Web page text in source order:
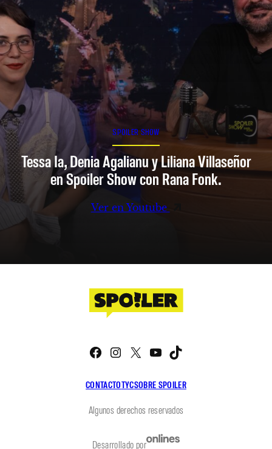
SPOILER SHOW
Tessa Ia, Denia Agalianu y Liliana Villaseñor
en Spoiler Show con Rana Fonk.
Ver en Youtube
CONTACTOTYCSOBRE SPOILER
Facebook
Instagram
X YouTube
Algunos derechos reservados
Desarrollado por